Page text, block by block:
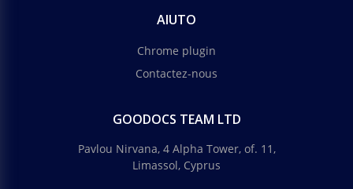
AIUTO
Chrome plugin
Contactez-nous
GOODOCS TEAM LTD
Pavlou Nirvana, 4 Alpha Tower, of. 11,
Limassol, Cyprus